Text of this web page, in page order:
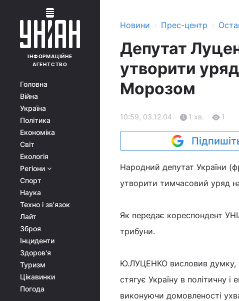
ІНФОРМАЦІЙНЕ
АГЕНТСТВО
Головна
Війна
Україна
Політика
Економіка
Світ
Екологія
Регіони
Спорт
Наука
Техно і зв'язок
Лайт
Зброя
Інциденти
Здоров'я
Туризм
Цікавинки
Погода
Новини › Прес-центр ›
Депутат
утворити уряд
Морозом
10:59, 03.12.04 1 хв. 1
Народний депутат України
утворити тимчасовий уряд
Як передає кореспондент
трибуни.
Ю.ЛУЦЕНКО висловив думку,
стягує Україну в політичну
виконуючи домовленості